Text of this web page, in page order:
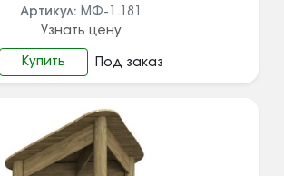
Артикул: МФ-1.181
Узнать цену
Купить Под заказ